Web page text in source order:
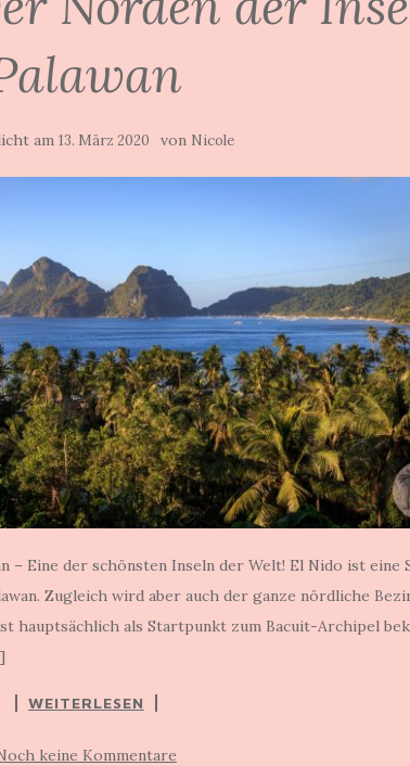
am 13. März 2020 von Nicole
– Eine der schönsten Inseln der Welt! El Nido ist eine
Zugleich wird aber auch der ganze nördliche
hauptsächlich als Startpunkt zum Bacuit-Archipel
WEITERLESEN
keine Kommentare